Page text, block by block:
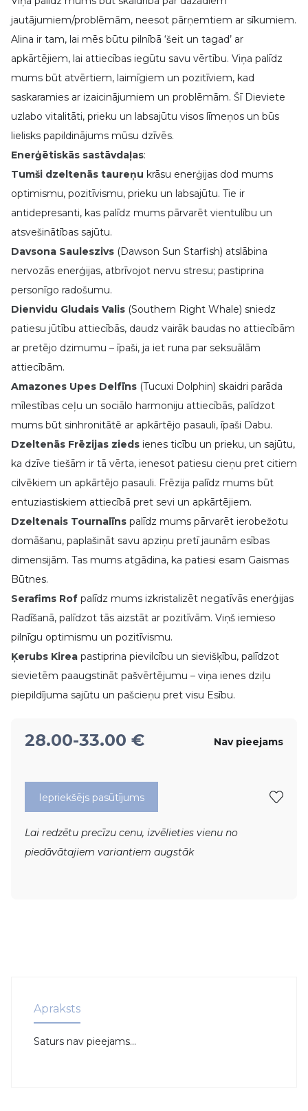
jautājumiem/problēmām, neesot pārņemtiem ar sīkumiem.
Alina ir tam, lai mēs būtu pilnībā ‘šeit un tagad’ ar
apkārtējiem, lai attiecības iegūtu savu vērtību. Viņa palīdz
mums būt atvērtiem, laimīgiem un pozitīviem, kad
saskaramies ar izaicinājumiem un problēmām. Šī Dieviete
uzlabo vitalitāti, prieku un labsajūtu visos līmeņos un būs
lielisks papildinājums mūsu dzīvēs.
Enerģētiskās sastāvdaļas:
Tumši dzeltenās taureņu krāsu enerģijas dod mums
optimismu, pozitīvismu, prieku un labsajūtu. Tie ir
antidepresanti, kas palīdz mums pārvarēt vientulību un
atsvešinātības sajūtu.
Davsona Sauleszivs (Dawson Sun Starfish) atslābina
nervozās enerģijas, atbrīvojot nervu stresu; pastiprina
personīgo radošumu.
Dienvidu Gludais Valis (Southern Right Whale) sniedz
patiesu jūtību attiecībās, daudz vairāk baudas no attiecībām
ar pretējo dzimumu – īpaši, ja iet runa par seksuālām
attiecībām.
Amazones Upes Delfīns (Tucuxi Dolphin) skaidri parāda
mīlestības ceļu un sociālo harmoniju attiecībās, palīdzot
mums būt sinhronitātē ar apkārtējo pasauli, īpaši Dabu.
Dzeltenās Frēzijas zieds ienes ticību un prieku, un sajūtu,
ka dzīve tiešām ir tā vērta, ienesot patiesu cieņu pret citiem
cilvēkiem un apkārtējo pasauli. Frēzija palīdz mums būt
entuziastiskiem attiecībā pret sevi un apkārtējiem.
Dzeltenais Tournalīns palīdz mums pārvarēt ierobežotu
domāšanu, paplašināt savu apziņu pretī jaunām esības
dimensijām. Tas mums atgādina, ka patiesi esam Gaismas
Būtnes.
Serafims Rof palīdz mums izkristalizēt negatīvās enerģijas
Radīšanā, palīdzot tās aizstāt ar pozitīvām. Viņš iemieso
pilnīgu optimismu un pozitīvismu.
Ķerubs Kirea pastiprina pievilcību un sievišķību, palīdzot
sievietēm paaugstināt pašvērtējumu – viņa ienes dziļu
piepildījuma sajūtu un pašcieņu pret visu Esību.
28.00-33.00 € Nav pieejams
Iepriekšējs pasūtījums
Lai redzētu precīzu cenu, izvēlieties vienu no
piedāvātajiem variantiem augstāk
Apraksts
Saturs nav pieejams...